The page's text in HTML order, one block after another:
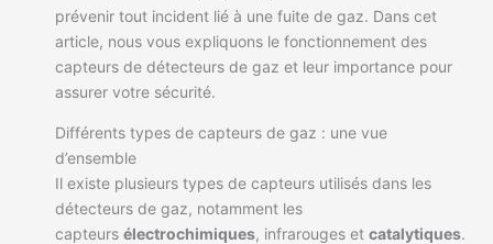
prévenir tout incident lié à une fuite de gaz. Dans cet
article, nous vous expliquons le fonctionnement des
capteurs de détecteurs de gaz et leur importance pour
assurer votre sécurité.
Différents types de capteurs de gaz : une vue
d’ensemble
Il existe plusieurs types de capteurs utilisés dans les
détecteurs de gaz, notamment les
capteurs électrochimiques, infrarouges et catalytiques.